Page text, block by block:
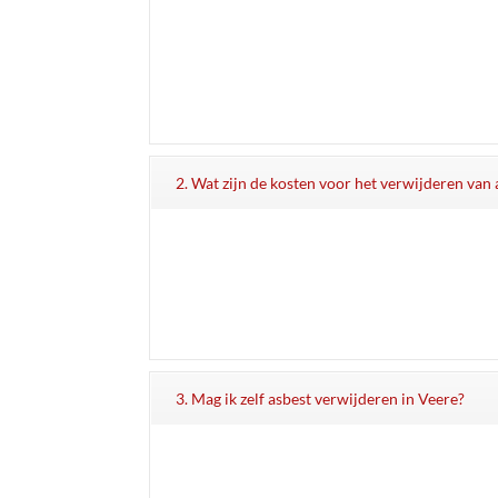
2. Wat zijn de kosten voor het verwijderen van
3. Mag ik zelf asbest verwijderen in Veere?